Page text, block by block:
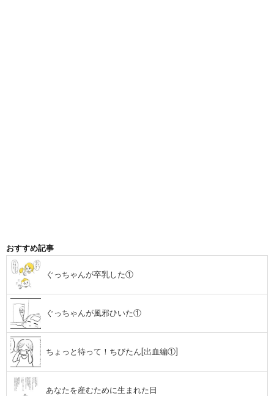
おすすめ記事
ぐっちゃんが卒乳した①
ぐっちゃんが風邪ひいた①
ちょっと待って！ちびたん[出血編①]
あなたを産むために生まれた日